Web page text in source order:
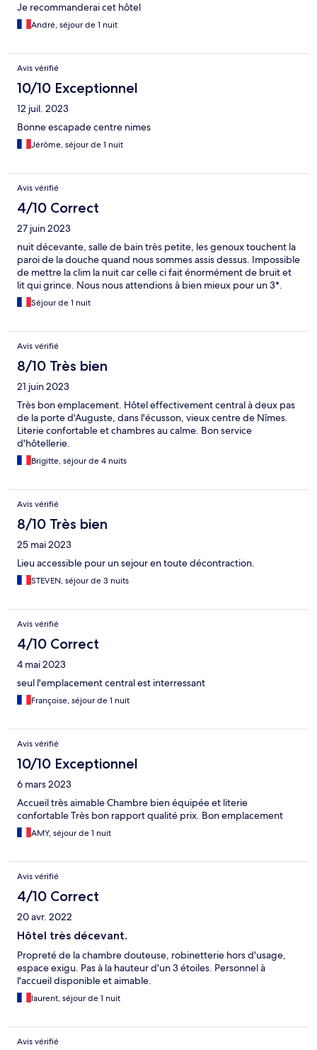
Je recommanderai cet hôtel
André, séjour de 1 nuit
Avis vérifié
10/10 Exceptionnel
12 juil. 2023
Bonne escapade centre nimes
Jérôme, séjour de 1 nuit
Avis vérifié
4/10 Correct
27 juin 2023
nuit décevante, salle de bain très petite, les genoux touchent la
paroi de la douche quand nous sommes assis dessus. Impossible
de mettre la clim la nuit car celle ci fait énormément de bruit et
lit qui grince. Nous nous attendions à bien mieux pour un 3*.
Séjour de 1 nuit
Avis vérifié
8/10 Très bien
21 juin 2023
Très bon emplacement. Hôtel effectivement central à deux pas
de la porte d'Auguste, dans l'écusson, vieux centre de Nîmes.
Literie confortable et chambres au calme. Bon service
d'hôtellerie.
Brigitte, séjour de 4 nuits
Avis vérifié
8/10 Très bien
25 mai 2023
Lieu accessible pour un sejour en toute décontraction.
STEVEN, séjour de 3 nuits
Avis vérifié
4/10 Correct
4 mai 2023
seul l'emplacement central est interressant
Françoise, séjour de 1 nuit
Avis vérifié
10/10 Exceptionnel
6 mars 2023
Accueil très aimable Chambre bien équipée et literie
confortable Très bon rapport qualité prix. Bon emplacement
AMY, séjour de 1 nuit
Avis vérifié
4/10 Correct
20 avr. 2022
Hôtel très décevant.
Propreté de la chambre douteuse, robinetterie hors d'usage,
espace exigu. Pas à la hauteur d'un 3 étoiles. Personnel à
l'accueil disponible et aimable.
laurent, séjour de 1 nuit
Avis vérifié